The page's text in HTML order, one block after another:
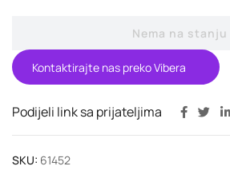
Nema na stanju
Kontaktirajte nas preko Vibera
Podijeli link sa prijateljima
SKU: 61452